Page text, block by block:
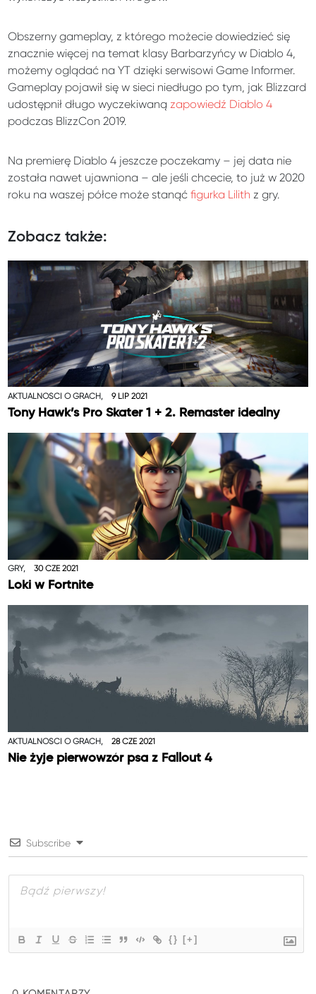
Obszerny gameplay, z którego możecie dowiedzieć się
znacznie więcej na temat klasy Barbarzyńcy w Diablo 4,
możemy oglądać na YT dzięki serwisowi Game Informer.
Gameplay pojawił się w sieci niedługo po tym, jak Blizzard
udostępnił długo wyczekiwaną zapowiedź Diablo 4
podczas BlizzCon 2019.
Na premierę Diablo 4 jeszcze poczekamy – jej data nie
została nawet ujawniona – ale jeśli chcecie, to już w 2020
roku na waszej półce może stanąćfigurka Lilith z gry.
Zobacz także:
AKTUALNOŚCI O GRACH, 9 LIP 2021
Tony Hawk’s Pro Skater 1 + 2. Remaster idealny
GRY, 30 CZE 2021
Loki w Fortnite
AKTUALNOŚCI O GRACH, 28 CZE 2021
Nie żyje pierwowzór psa z Fallout 4
Subscribe
{} [+]